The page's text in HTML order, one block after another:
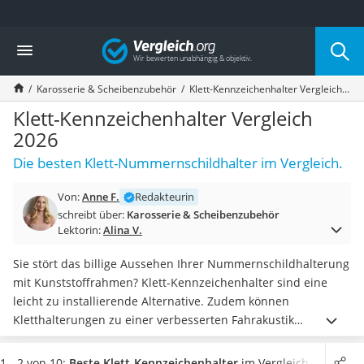
Die beliebtesten Vergleiche nach Kategorie
Auto & Motor
Fahrradträger-Anhängerkupplung (4 Fahrräder)
Fahrradträger
Fahrradträger (Anhängerkupplung)
Fahrradträger 3 Fahrräder
Benzinkanister (20 l)
Dashcam
Benzinkanister
Marderschreck
AGM-Batterie Wohnmobil
Thule-Fahrradträger
FM-Transmitter
Sommerreifen 205/55 R16
Autobatterie-Ladegerät
Vergleich
Karosserie & Scheibenzubehör Klett-Kennzeichenhalter Vergleich 2026
Klett-Kennzeichenhalter Vergleich
2026
Die besten Klett-Nummernschildhalter im Vergleich.
Von:Anne F.
Redakteurin
schreibt über: Karosserie & Scheibenzubehör
Lektorin:Alina V.
Sie stört das billige Aussehen Ihrer Nummernschildhalterung
mit Kunststoffrahmen? Klett-Kennzeichenhalter sind eine
leicht zu installierende Alternative. Zudem können
Kletthalterungen zu einer verbesserten Fahrakustik
beitragen, indem siestörendes Geklapper der
Kennzeichenhalterung eliminieren. Diverse Online-Tests